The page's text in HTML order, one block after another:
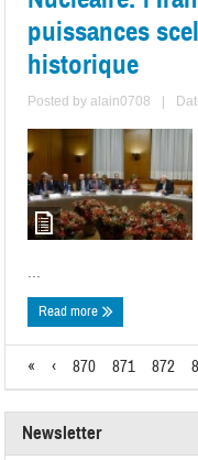
puissances
historique
Posted byalain0708
Read more
« ‹ 870 871 872
Newsletter